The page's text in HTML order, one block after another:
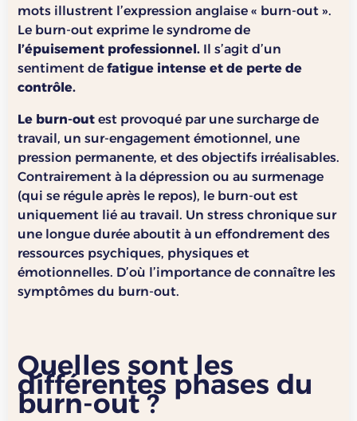
mots illustrent l’expression anglaise « burn-out ».
Le burn-out exprime le syndrome de
l’épuisement professionnel. Il s’agit d’un
sentiment de fatigue intense et de perte de
contrôle.
Le burn-out est provoqué par une surcharge de
travail, un sur-engagement émotionnel, une
pression permanente, et des objectifs irréalisables.
Contrairement à la dépression ou au surmenage
(qui se régule après le repos), le burn-out est
uniquement lié au travail. Un stress chronique sur
une longue durée aboutit à un effondrement des
ressources psychiques, physiques et
émotionnelles. D’où l’importance de connaître les
symptômes du burn-out.
Quelles sont les
différentes phases du
burn-out ?